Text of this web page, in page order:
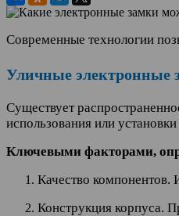
Современные технологии
Уличные электронные
Существует
использования или
Ключевыми факторами,
Качество компонентов.
Конструкция корпуса.